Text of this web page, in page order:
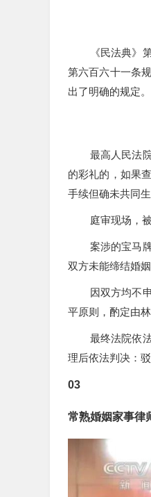
《民法典》
第六百六十一条
出了明确的规定。
最高人民法
的彩礼的，如果
手续但确未共同